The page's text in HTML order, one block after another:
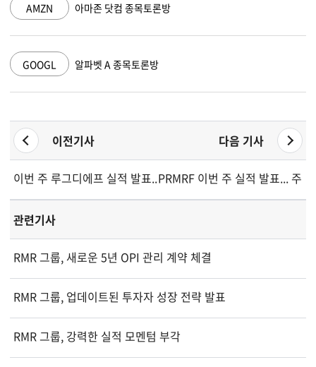
AMZN 아마존 닷컴 종목토론방
GOOGL 알파벳 A 종목토론방
이전기사 다음 기사
이번 주 루그디에프 실적 발표... 주가 전망은PRMRF 이번 주 실적 발표... 주
관련기사
RMR 그룹, 새로운 5년 OPI 관리 계약 체결
RMR 그룹, 업데이트된 투자자 성장 전략 발표
RMR 그룹, 강력한 실적 모멘텀 부각